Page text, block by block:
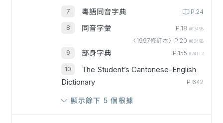
粵語同音字典 P.24
同音字彙 P.18 #0349B
〈1997修訂本〉P.20 #0349B
部身字典 P.155 #24112
The Student’s Cantonese-English
Dictionary
P.642
顯示餘下 5 個根據